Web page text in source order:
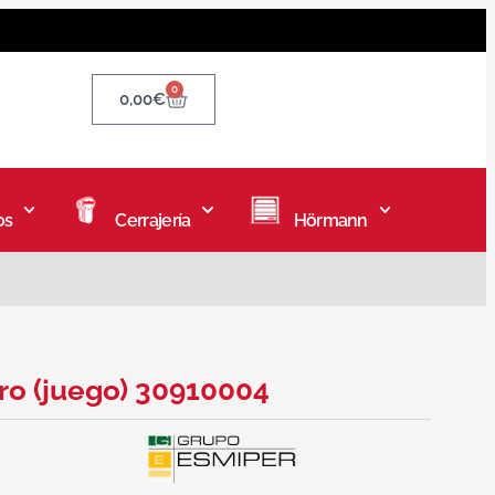
0,00€ 0
Cerrajería Hörmann
(juego) 30910004